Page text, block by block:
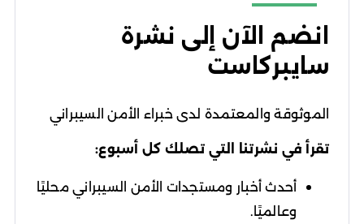
انضم الآن إلى نشرة
سايبركاست
الموثوقة والمعتمدة لدى خبراء الأمن السيبراني
تقرأ في نشرتنا التي تصلك كل أسبوع:
أحدث أخبار ومستجدات الأمن السيبراني محليًا
وعالميًا.